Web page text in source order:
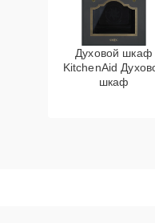
Духовой шкаф
KitchenAid
шкаф